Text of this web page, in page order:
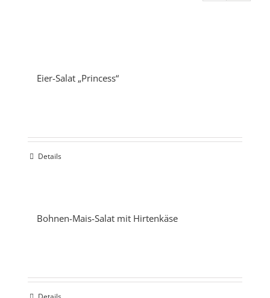
Eier-Salat „Princess“
Details
Bohnen-Mais-Salat mit Hirtenkäse